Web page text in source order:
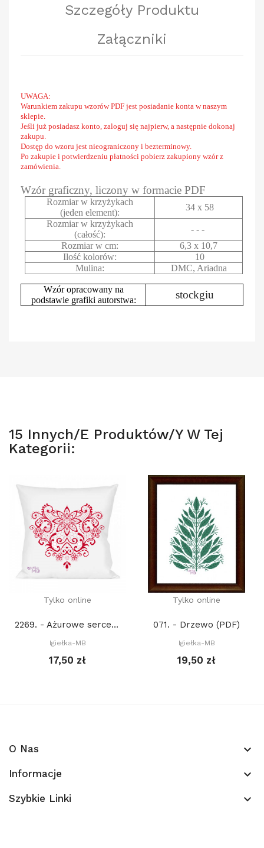
Szczegóły Produktu
Załączniki
UWAGA:
Warunkiem zakupu wzorów PDF jest posiadanie konta w naszym
sklepie.
Jeśli już posiadasz konto, zaloguj się najpierw, a następnie dokonaj
zakupu.
Dostęp do wzoru jest nieograniczony i bezterminowy.
Po zakupie i potwierdzeniu płatności pobierz zakupiony wzór z
zamówienia.
Wzór graficzny, liczony w formacie PDF
Rozmiar w krzyżykach
(jeden element):
34 x 58
Rozmiar w krzyżykach
(całość):
- - -
Rozmiar w cm:
6,3 x 10,7
Ilość kolorów:
10
Mulina:
DMC, Ariadna
Wzór opracowany na
podstawie grafiki autorstwa:
stockgiu
15 Innych/e Produktów/y W Tej
Kategorii:
Tylko online
2269. - Ażurowe serce (PDF)
Igiełka-MB
17,50 zł
Tylko online
071. - Drzewo (PDF)
Igiełka-MB
19,50 zł
O Nas keyboard_arrow_down
Informacje keyboard_arrow_down
Szybkie Linki keyboard_arrow_down